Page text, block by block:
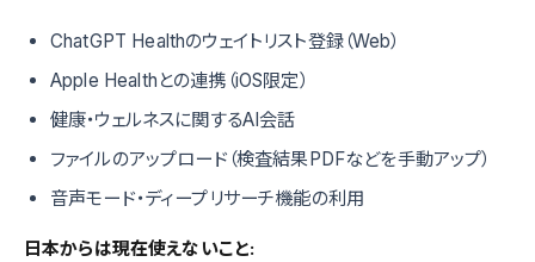
ChatGPT Healthのウェイトリスト登録（Web）
Apple Healthとの連携（iOS限定）
健康・ウェルネスに関するAI会話
ファイルのアップロード（検査結果PDFなどを手動アップ）
音声モード・ディープリサーチ機能の利用
日本からは現在使えないこと: